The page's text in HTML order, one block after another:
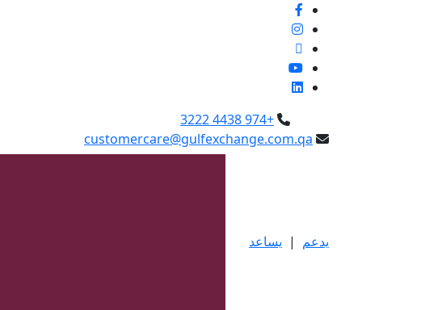
+974 4438 3222
customercare@gulfexchange.com.qa
يدعم | يساعد